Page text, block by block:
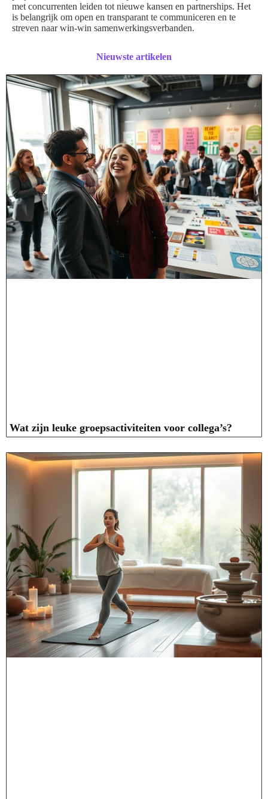
met concurrenten leiden tot nieuwe kansen en partnerships. Het
is belangrijk om open en transparant te communiceren en te
streven naar win-win samenwerkingsverbanden.
Nieuwste artikelen
Wat zijn leuke groepsactiviteiten voor collega’s?